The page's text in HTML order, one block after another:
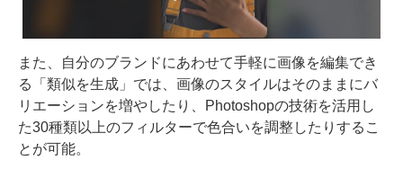
また、自分のブランドにあわせて手軽に画像を編集でき
る「類似を生成」では、画像のスタイルはそのままにバ
リエーションを増やしたり、Photoshopの技術を活用し
た30種類以上のフィルターで色合いを調整したりするこ
とが可能。